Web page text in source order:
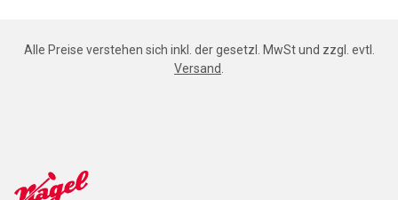
Alle Preise verstehen sich inkl. der gesetzl. MwSt und zzgl. evtl.
Versand